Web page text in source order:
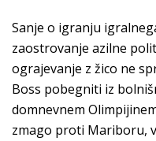
Sanje o igranju
zaostrovanje azilne
ograjevanje z žico ne
Boss pobegniti iz
domnevnem
zmago proti Mariboru,